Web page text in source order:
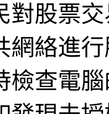
對股票
網絡進
檢查電